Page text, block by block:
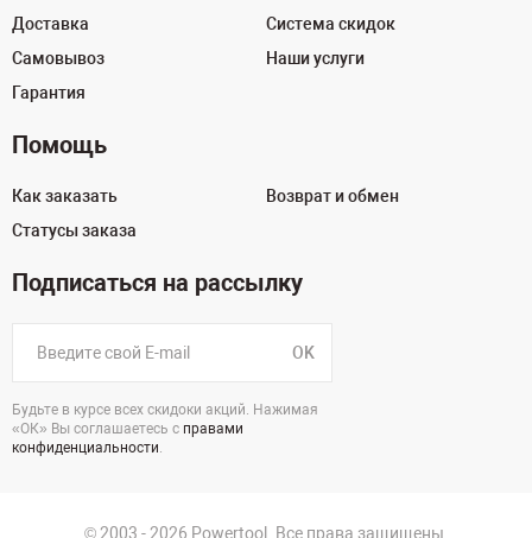
Доставка
Самовывоз
Гарантия
Система скидок
Наши услуги
Помощь
Как заказать
Статусы заказа
Возврат и обмен
Подписаться на рассылку
OK
Будьте в курсе всех скидоки акций. Нажимая
«ОК» Вы соглашаетесь с правами
конфиденциальности.
© 2003 - 2026 Powertool. Все права защищены.